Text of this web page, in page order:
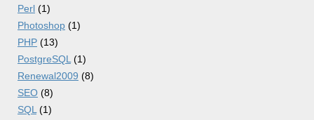
Perl (1)
Photoshop (1)
PHP (13)
PostgreSQL (1)
Renewal2009 (8)
SEO (8)
SQL (1)